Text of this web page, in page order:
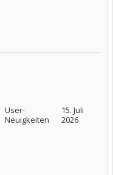
User-
Neuigkeiten
15. Juli
2026